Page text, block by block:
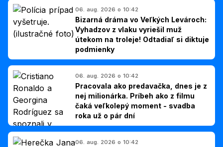
06. aug. 2026 o 10:42
Bizarná dráma vo Veľkých Levároch:
Vyhadzov z vlaku vyriešil muž
útekom na troleje! Odtadiaľ si diktuje
podmienky
06. aug. 2026 o 10:42
Pracovala ako predavačka, dnes je z
nej milionárka. Príbeh ako z filmu
čaká veľkolepý moment - svadba
roka už o pár dní
06. aug. 2026 o 10:42